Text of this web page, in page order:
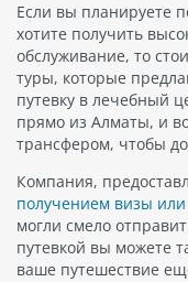
Если вы планируете
хотите получить
обслуживание, то
туры, которые
путевку в лечебный
прямо из Алматы, и
трансфером, чтобы
Компания,
получением визы
могли смело
путевкой вы можете
ваше путешествие